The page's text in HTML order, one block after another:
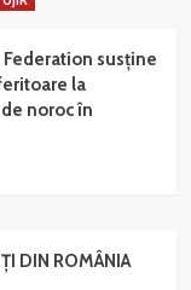
Federation susține
la
noroc în
DIN ROMÂNIA